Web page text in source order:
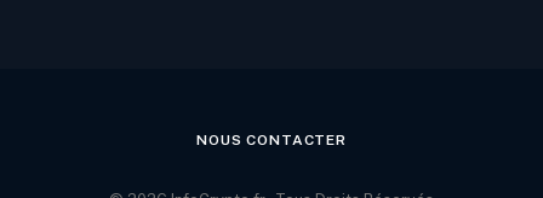
NOUS CONTACTER